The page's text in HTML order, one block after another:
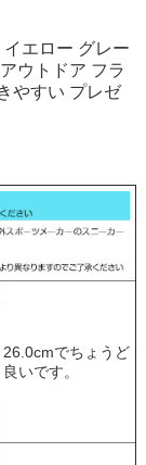
エロー グレー
ウトドア フラ
やすい プレゼ
26.0cmでちょうど
良いです。